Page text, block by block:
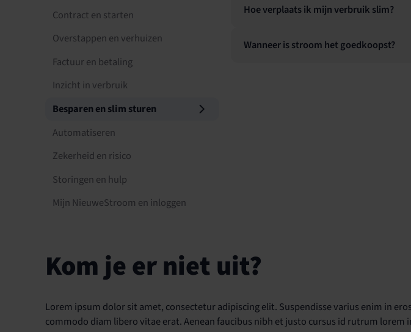
Contract en starten
Overstappen en verhuizen
Factuur en betaling
Inzicht in verbruik
Besparen en slim sturen
Automatiseren
Zekerheid en risico
Storingen en hulp
Mijn NieuweStroom en inloggen
Hoe verplaats ik mijn verbruik slim?
Wanneer is stroom het goedkoopst?
Kom je er niet uit?
Lorem ipsum dolor sit amet, consectetur adipiscing elit. Suspendisse varius enim in
commodo diam libero vitae erat. Aenean faucibus nibh et justo cursus id rutrum